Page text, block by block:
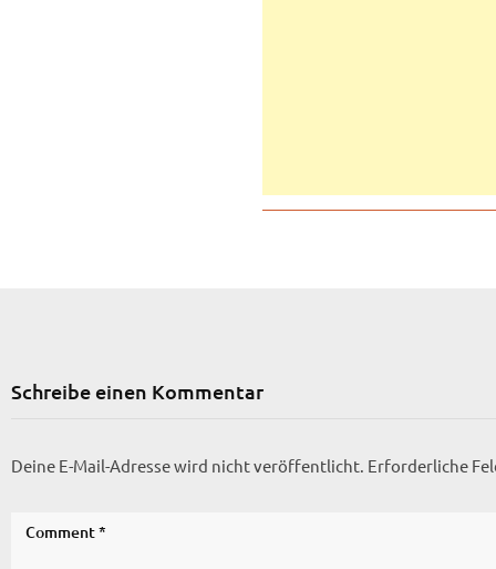
Schreibe einen Kommentar
Deine E-Mail-Adresse wird nicht veröffentlicht. Erforderliche